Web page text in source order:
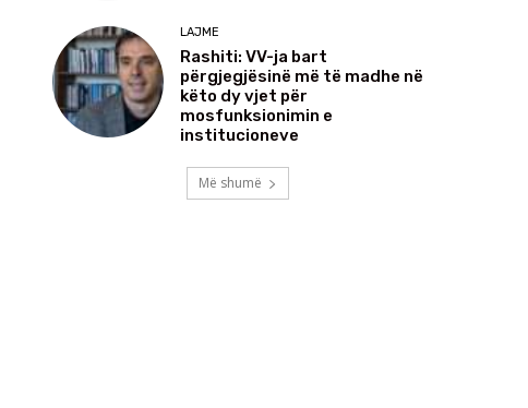
LAJME
Rashiti: VV-ja bart
përgjegjësinë më të madhe në
këto dy vjet për
mosfunksionimin e
institucioneve
Më shumë